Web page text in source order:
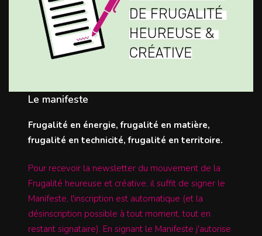
Le manifeste
Frugalité en énergie, frugalité en matière,
frugalité en technicité, frugalité en territoire.
Pour recevoir la newsletter du mouvement de la
Frugalité heureuse et créative, il suffit de signer le
Manifeste, l'inscription est automatique (et la
désinscription possible à tout moment, tout en
restant signataire). En signant le Manifeste j'autorise